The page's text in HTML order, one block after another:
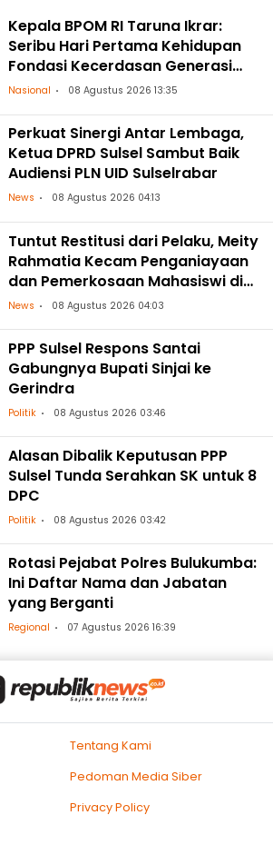
Kepala BPOM RI Taruna Ikrar:
Seribu Hari Pertama Kehidupan
Fondasi Kecerdasan Generasi
Masa Depan
Nasional 08 Agustus 2026 13:35
Perkuat Sinergi Antar Lembaga,
Ketua DPRD Sulsel Sambut Baik
Audiensi PLN UID Sulselrabar
News 08 Agustus 2026 04:13
Tuntut Restitusi dari Pelaku, Meity
Rahmatia Kecam Penganiayaan
dan Pemerkosaan Mahasiswi di
Makassar
News 08 Agustus 2026 04:03
PPP Sulsel Respons Santai
Gabungnya Bupati Sinjai ke
Gerindra
Politik 08 Agustus 2026 03:46
Alasan Dibalik Keputusan PPP
Sulsel Tunda Serahkan SK untuk 8
DPC
Politik 08 Agustus 2026 03:42
Rotasi Pejabat Polres Bulukumba:
Ini Daftar Nama dan Jabatan
yang Berganti
Regional 07 Agustus 2026 16:39
Tentang Kami
Pedoman Media Siber
Privacy Policy